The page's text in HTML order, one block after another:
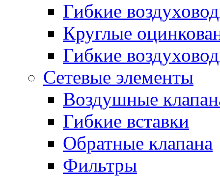
Гибкие
Круглые
Гибкие
Сетевые элементы
Воздушные
Гибкие вставки
Обратные клапана
Фильтры